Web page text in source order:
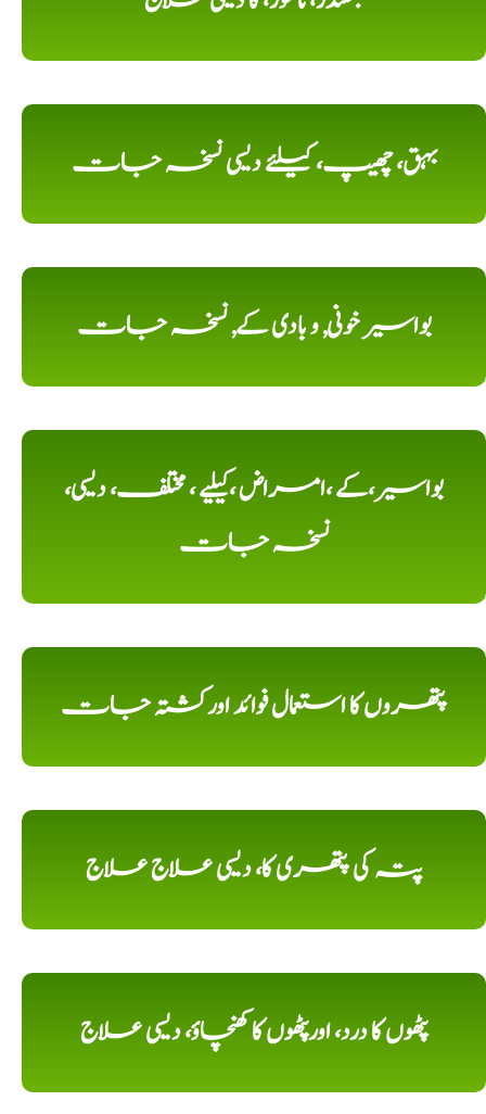
بہق، چھیپ، کیلئے دیسی نسخہ جات
بواسیر خونی, و بادی کے, نسخہ جات
بواسیر،کے ،امراض ،کیلیے ، مختلف، دیسی،
نسخہ جات
پتھروں کا استعمال فوائد اورکشتہ جات
پتہ کی پتھری کا، دیسی علاج علاج
پٹھوں کا درد، اورپٹھوں کا کھنچاؤ، دیسی علاج